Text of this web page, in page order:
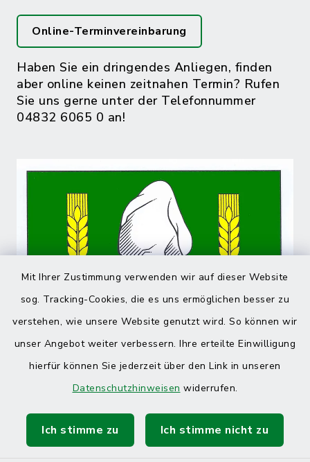
Mit Ihrer Zustimmung verwenden wir auf dieser Website
sog. Tracking-Cookies, die es uns ermöglichen besser zu
verstehen, wie unsere Website genutzt wird. So können wir
unser Angebot weiter verbessern. Ihre erteilte Einwilligung
hierfür können Sie jederzeit über den Link in unseren
Datenschutzhinweisen widerrufen.
Ich stimme zu Ich stimme nicht zu
Online-Terminvereinbarung
Haben Sie ein dringendes Anliegen, finden
aber online keinen zeitnahen Termin? Rufen
Sie uns gerne unter der Telefonnummer
04832 6065 0 an!